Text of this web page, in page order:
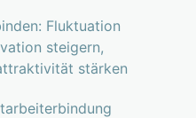
Fluktuation
steigern,
stärken